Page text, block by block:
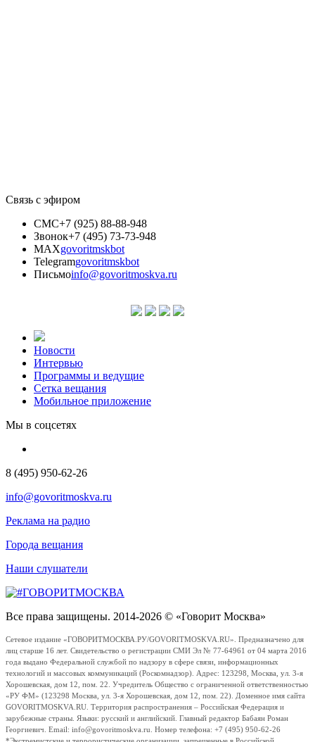
Связь с эфиром
СМС+7 (925) 88-88-948
Звонок+7 (495) 73-73-948
MAXgovoritmskbot
Telegramgovoritmskbot
Письмоinfo@govoritmoskva.ru
Новости
Интервью
Программы и ведущие
Сетка вещания
Мобильное приложение
Мы в соцсетях
8 (495) 950-62-26
info@govoritmoskva.ru
Реклама на радио
Города вещания
Наши слушатели
Все права защищены. 2014-2026 © «Говорит Москва»
Сетевое издание «ГОВОРИТМОСКВА.РУ/GOVORITMOSKVA.RU». Предназначено для
лиц старше 16 лет. Свидетельство о регистрации СМИ Эл № 77-64961 от 04 марта 2016
года выдано Федеральной службой по надзору в сфере связи, информационных
технологий и массовых коммуникаций (Роскомнадзор). Адрес: 123298, Москва, ул. 3-я
Хорошевская, дом 12, пом. 22. Учредитель Общество с ограниченной ответственностью
«РУ ФМ» (123298 Москва, ул. 3-я Хорошевская, дом 12, пом. 22). Доменное имя сайта
GOVORITMOSKVA.RU. Территория распространения – Российская Федерация и
зарубежные страны. Языки: русский и английский. Главный редактор Бабаян Роман
Георгиевич. Email: info@govoritmoskva.ru. Номер телефона: +7 (495) 950-62-26